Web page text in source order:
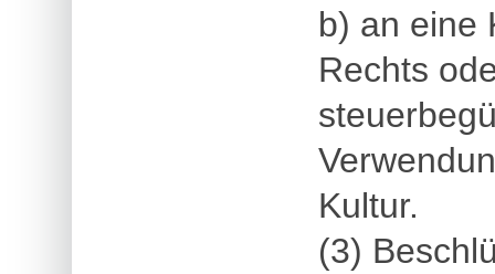
b) an eine
Rechts
Kultur.
(3)